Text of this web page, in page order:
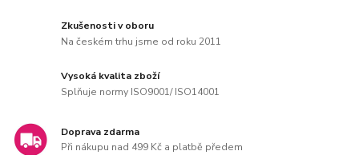
Zkušenosti v oboru
Na českém trhu jsme od roku 2011
Vysoká kvalita zboží
Splňuje normy ISO9001/ ISO14001
Doprava zdarma
Při nákupu nad 499 Kč a platbě předem